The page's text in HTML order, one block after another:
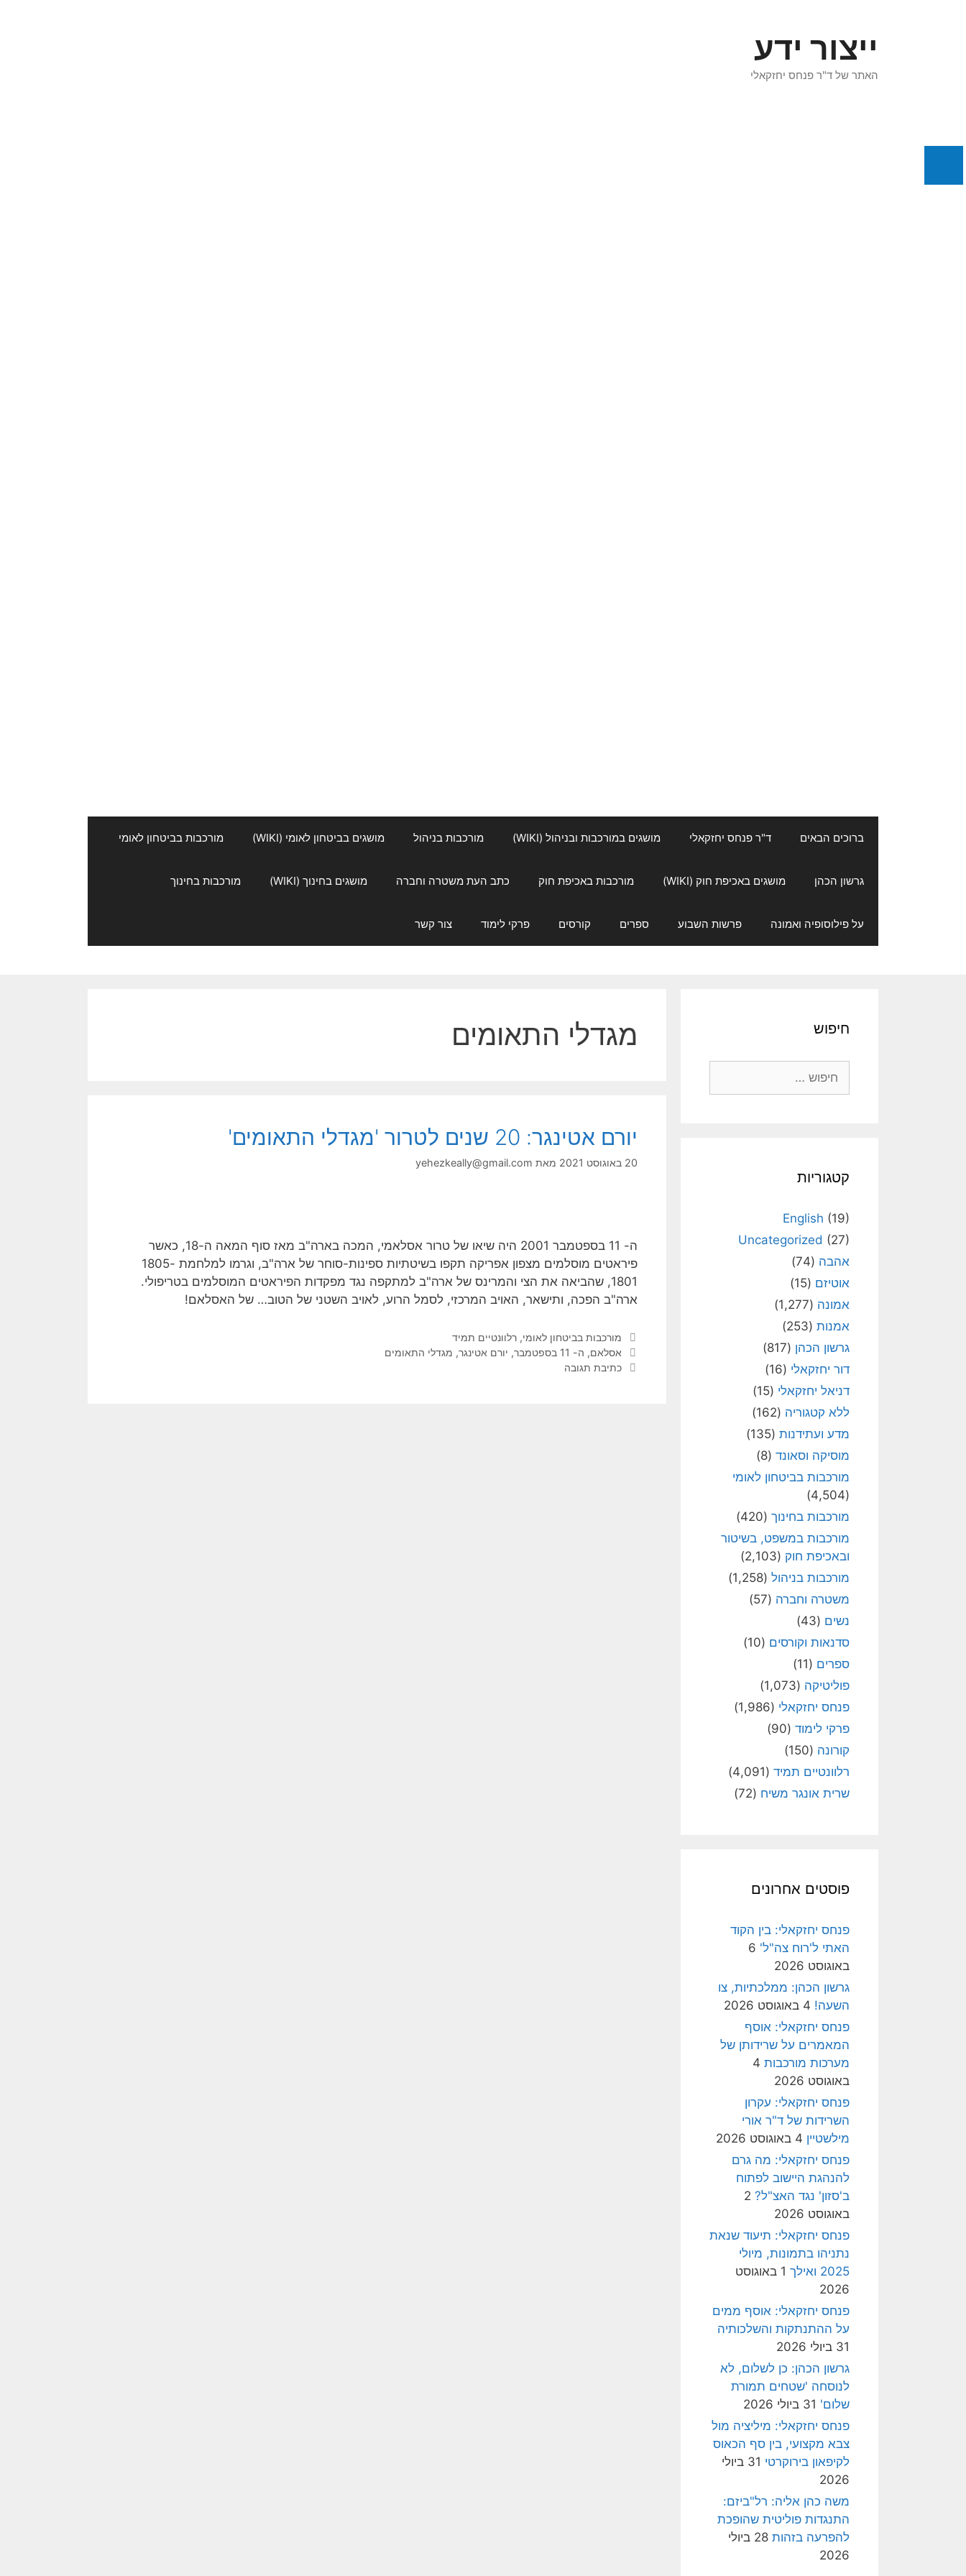
ייצור ידע
האתר של ד"ר פנחס יחזקאלי
ברוכים הבאים ד"ר פנחס יחזקאלי מושגים במורכבות ובניהול (WIKI) מורכבות בניהול מושגים בביטחון לאומי (WIKI) מורכבות בביטחון לאומי
גרשון הכהן מושגים באכיפת חוק (WIKI) מורכבות באכיפת חוק כתב העת משטרה וחברה מושגים בחינוך (WIKI) מורכבות בחינוך
על פילוסופיה ואמונה פרשות השבוע ספרים קורסים פרקי לימוד צור קשר
מגדלי התאומים
יורם אטינגר: 20 שנים לטרור 'מגדלי התאומים'
20 באוגוסט 2021 מאת yehezkeally@gmail.com
ה- 11 בספטמבר 2001 היה שיאו של טרור אסלאמי, המכה בארה"ב מאז סוף המאה ה-18, כאשר
פיראטים מוסלמים מצפון אפריקה תקפו בשיטתיות ספינות-סוחר של ארה"ב, וגרמו למלחמת 1805-
1801, שהביאה את הצי והמרינס של ארה"ב למתקפה נגד מפקדות הפיראטים המוסלמים בטריפולי.
ארה"ב הפכה, ותישאר, האויב המרכזי, לסמל הרוע, לאויב השטני של הטוב… של האסלאם!
קטגוריות
מורכבות בביטחון לאומי, רלוונטיים תמיד
תגיות
אסלאם, ה- 11 בספטמבר , יורם אטינגר, מגדלי התאומים
כתיבת תגובה
חיפוש
קטגוריות
English (19)
Uncategorized (27)
אהבה (74)
אוטיזם (15)
אמונה (1,277)
אמנות (253)
גרשון הכהן (817)
דור יחזקאלי (16)
דניאל יחזקאלי (15)
ללא קטגוריה (162)
מדע ועתידנות (135)
מוסיקה וסאונד (8)
מורכבות בביטחון לאומי
(4,504)
מורכבות בחינוך (420)
מורכבות במשפט, בשיטור
ובאכיפת חוק (2,103)
מורכבות בניהול (1,258)
משטרה וחברה (57)
נשים (43)
סדנאות וקורסים (10)
ספרים (11)
פוליטיקה (1,073)
פנחס יחזקאלי (1,986)
פרקי לימוד (90)
קורונה (150)
רלוונטיים תמיד (4,091)
שרית אונגר משיח (72)
פוסטים אחרונים
פנחס יחזקאלי: בין הקוד
האתי ל'רוח צה"ל' 6
באוגוסט 2026
גרשון הכהן: ממלכתיות, צו
השעה! 4 באוגוסט 2026
פנחס יחזקאלי: אוסף
המאמרים על שרידותן של
מערכות מורכבות 4
באוגוסט 2026
פנחס יחזקאלי: עקרון
השרידות של ד"ר אורי
מילשטיין 4 באוגוסט 2026
פנחס יחזקאלי: מה גרם
להנהגת היישוב לפתוח
ב'סזון' נגד האצ"ל? 2
באוגוסט 2026
פנחס יחזקאלי: תיעוד שנאת
נתניהו בתמונות, מיולי
2025 ואילך
1 באוגוסט
2026
פנחס יחזקאלי: אוסף ממים
על ההתנתקות והשלכותיה
31 ביולי 2026
גרשון הכהן: כן לשלום, לא
לנוסחה 'שטחים תמורת
שלום' 31 ביולי 2026
פנחס יחזקאלי: מיליציה מול
צבא מקצועי, בין סף הכאוס
לקיפאון בירוקרטי
31 ביולי
2026
משה כהן אליה: רל"ביזם:
התנגדות פוליטית שהופכת
להפרעה בזהות
28 ביולי
2026